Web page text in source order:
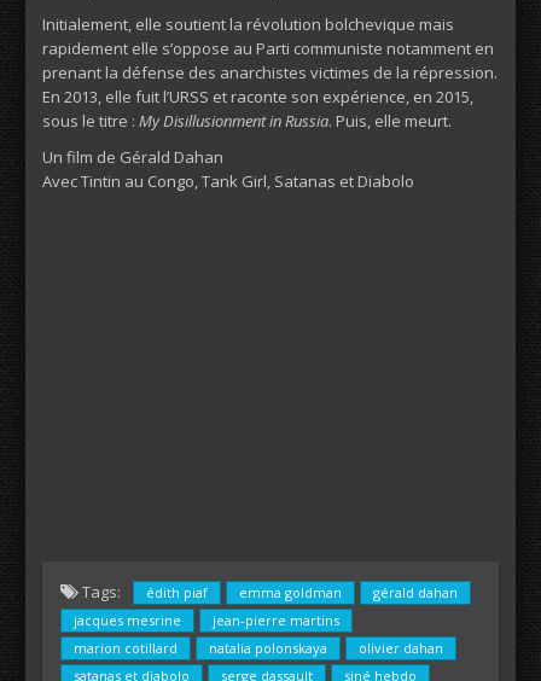
Initialement, elle soutient la révolution bolchevique mais
rapidement elle s’oppose au Parti communiste notamment en
prenant la défense des anarchistes victimes de la répression.
En 2013, elle fuit l’URSS et raconte son expérience, en 2015,
sous le titre : My Disillusionment in Russia. Puis, elle meurt.
Un film de Gérald Dahan
Avec Tintin au Congo, Tank Girl, Satanas et Diabolo
Tags: édith piaf emma goldman
gérald dahan
jacques mesrine
jean-pierre martins
marion cotillard
natalia polonskaya
olivier dahan
satanas et diabolo
serge dassault
siné hebdo